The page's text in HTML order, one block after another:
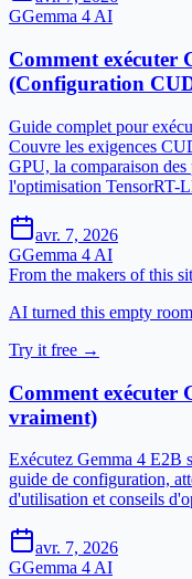
GGemma 4 AI
Comment exécuter
(Configuration
Guide complet pour
Couvre les exigences
GPU, la comparaison
l'optimisation TensorRT-
avr. 7, 2026
GGemma 4 AI
From the makers of this
AI turned this empty
Try it free →
Comment exécuter
vraiment)
Exécutez Gemma 4 E2B
guide de configuration,
d'utilisation et conseils
avr. 7, 2026
GGemma 4 AI